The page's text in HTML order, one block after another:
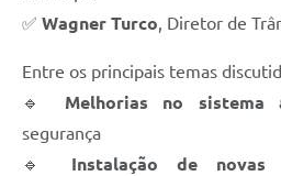
✅ Wagner Turco, Diretor de
Entre os principais temas
🔹 Melhorias no sistema
segurança
🔹 Instalação de novas